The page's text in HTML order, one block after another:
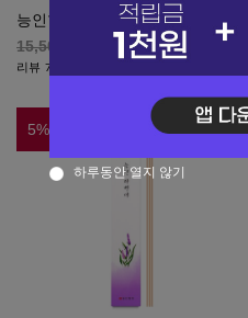
능인향당 향 능인 라벤더 단
15,500
14,730원
리뷰 7
5%
하루동안 열지 않기